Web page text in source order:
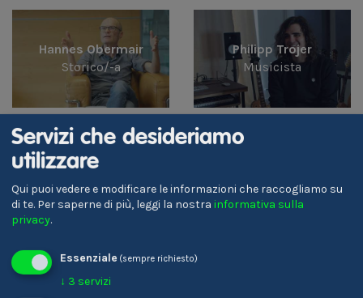
Hannes Obermair
Storico/-a
Philipp Trojer
Musicista
Hannah Lezuo
Gestore gastronomico
Servizi che desideriamo
utilizzare
Qui puoi vedere e modificare le informazioni che raccogliamo su
di te. Per saperne di più, leggi la nostra informativa sulla
privacy.
Essenziale (sempre richiesto)
↓ 3 servizi